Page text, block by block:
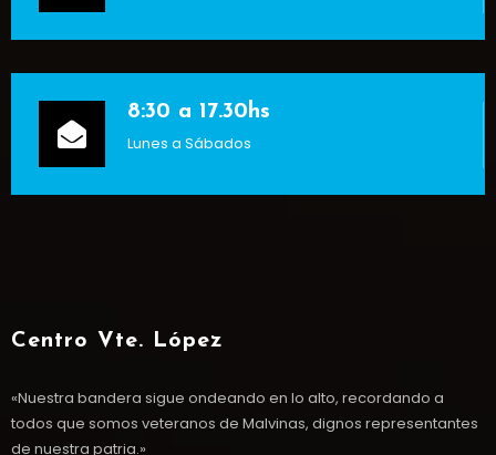
8:30 a 17.30hs
Lunes a Sábados
Centro Vte. López
«Nuestra bandera sigue ondeando en lo alto, recordando a
todos que somos veteranos de Malvinas, dignos representantes
de nuestra patria.»